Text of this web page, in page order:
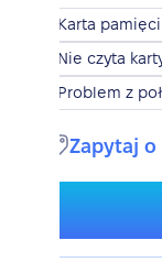
Karta
Nie czyta
Problem z
Zapytaj o